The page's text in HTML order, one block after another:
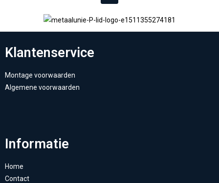
Klantenservice
Montage voorwaarden
Algemene voorwaarden
Informatie
Home
Contact